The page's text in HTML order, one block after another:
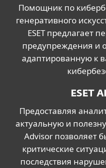
Помощник по
генеративного
ESET предлагает
предупреждения и
адаптированную к
ESET
Предоставляя
актуальную и
Advisor позволяет
критические
последствия